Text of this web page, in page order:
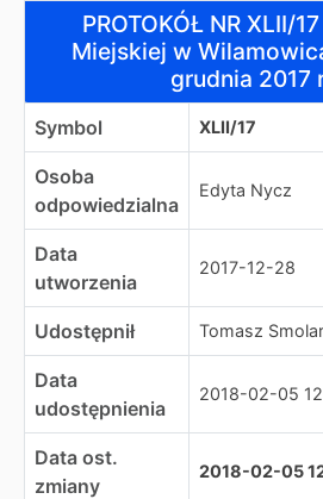
PROTOKÓŁ NR XLII/17 z sesji
PROTOKÓŁ NR XLII/
Miejskiej w
grudnia 2017
Symbol XLII/17
Osoba
odpowiedzialna
Edyta Nycz
Data
utworzenia
2017-12-28
Udostępnił Tomasz
Data
udostępnienia
2018-02-05
Data ost.
zmiany
2018-02-05